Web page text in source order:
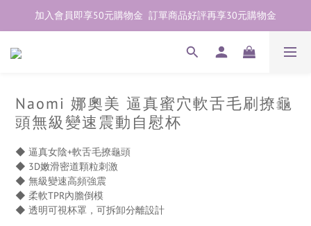
加入會員即享50元購物金  訂單商品好評再享30元購物金
加入會員即享50元購物金  訂單商品好評再享30元購物金
歡迎點右下紫色💬諮詢線上親密顧問
Naomi 娜奧美 逼真蜜穴軟舌毛刷撩龜
頭無級變速震動自慰杯
◆ 逼真女陰+軟舌毛撩龜頭
◆ 3D嫩滑密道顆粒刺激
◆ 無級變速高頻強震
◆ 柔軟TPR內膽倒模
◆ 透明可視杯罩，可拆卸分離設計